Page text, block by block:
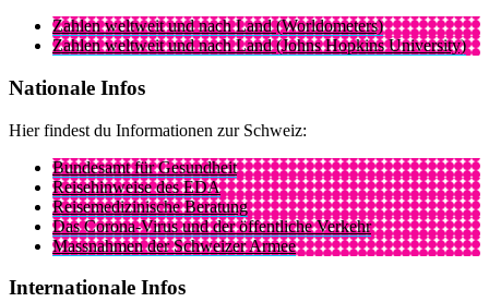
Zahlen weltweit und nach Land (Worldometers)
Zahlen weltweit und nach Land (Johns Hopkins University)
Nationale Infos
Hier findest du Informationen zur Schweiz:
Bundesamt für Gesundheit
Reisehinweise des EDA
Reisemedizinische Beratung
Das Corona-Virus und der öffentliche Verkehr
Massnahmen der Schweizer Armee
Internationale Infos